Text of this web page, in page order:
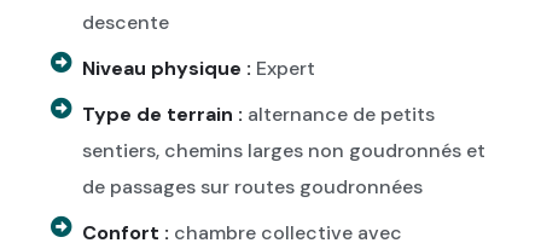
descente
Niveau physique : Expert
Type de terrain : alternance de petits
sentiers, chemins larges non goudronnés et
de passages sur routes goudronnées
Confort : chambre collective avec